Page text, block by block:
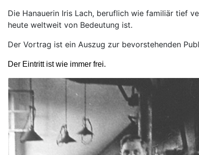
Die Hanauerin Iris Lach, beruflich wie familiär tief
heute weltweit von Bedeutung ist.
Der Vortrag ist ein Auszug zur bevorstehenden
Der Eintritt ist wie immer frei.